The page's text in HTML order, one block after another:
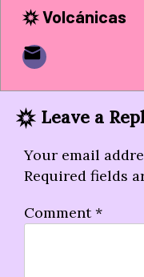
Volcánicas
Leave a
Your email
Required fields
Comment*